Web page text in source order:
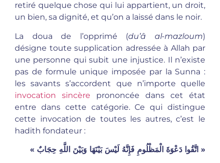
retiré quelque chose qui lui appartient, un droit,
un bien, sa dignité, et qu’on a laissé dans le noir.
La doua de l’opprimé (du’â al-mazloum)
désigne toute supplication adressée à Allah par
une personne qui subit une injustice. Il n’existe
pas de formule unique imposée par la Sunna :
les savants s’accordent que n’importe quelle
invocation sincère prononcée dans cet état
entre dans cette catégorie. Ce qui distingue
cette invocation de toutes les autres, c’est le
hadith fondateur :
« اتَّقُوا دَعْوَةَ الْمَظْلُومِ فَإِنَّهُ لَيْسَ بَيْنَهَا وَبَيْنَ اللَّهِ حِجَابٌ »